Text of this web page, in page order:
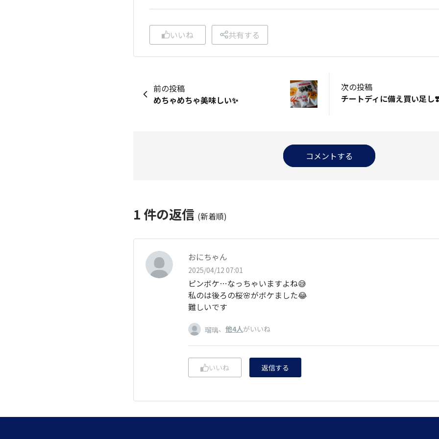
いいね 共有する
前の投稿
めちゃめちゃ美味しい✨
次の投稿
チートディに備え買い足し❣️
コメントする
1 件の返信 (新着順)
おにちゃん
2025/04/12 07:01
ピンボケ…なっちゃいますよね😅
私のは後ろの桜🌸がボケました😂
難しいです
瑠璃、 他4人がいいね
いいね 返信する